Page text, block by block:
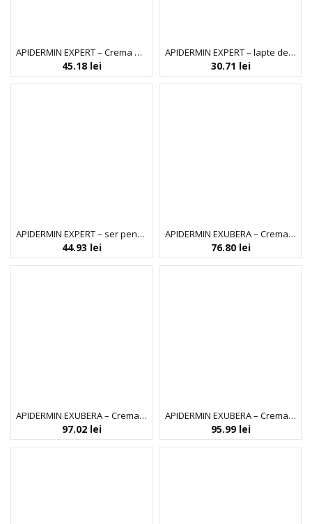
APIDERMIN EXPERT – Crema de zi
45.18 lei
APIDERMIN EXPERT – lapte de corp
30.71 lei
APIDERMIN EXPERT – ser pentru ten
44.93 lei
APIDERMIN EXUBERA – Crema antivergeturi
76.80 lei
APIDERMIN EXUBERA – Crema pentru noapte
97.02 lei
APIDERMIN EXUBERA – Crema pentru zi
95.99 lei